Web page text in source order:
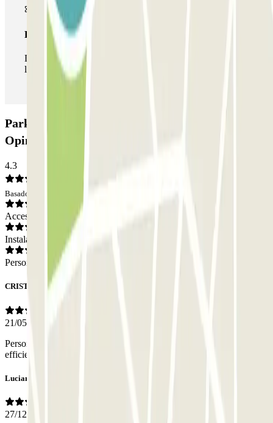
Pase ilimitado
Durante tu estancia podrás entrar y salir del parking todas
las veces que quieras.
Parking La Perla del Sur Shuttle - Porto di Bari:
Opiniones
4.3
Basado en 2 opiniones
Acceso
Instalaciones
Personal
CRISTINA
21/05/2024
Personale gentile e professionale. Molto attento e soprattutto
efficiente.
Luciano
27/12/2019